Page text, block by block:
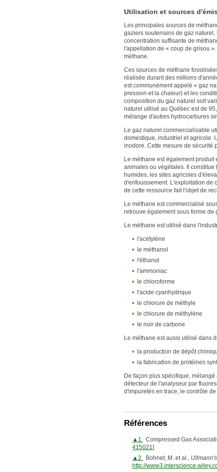
Utilisation et sources
Les principales sources de
gaziers souterrains de gaz
concentration suffisante de
l'appellation de « coup de grisou
méthane.
Ces sources de méthane
réalisée durant des millions
est communément appelé « gaz
pression et la chaleur) et les
composition du gaz naturel soit
naturel utilisé au Québec est de
mélange d'autres hydrocarbures
Le gaz naturel commercialisable
domestique, industriel et agricole.
inodore. Cette mesure de sécurité
Le méthane est également
animales ou végétales. Il
humides, les sites agricoles
d'enfouissement. L'exploitation de
de cette ressource fait l'objet de
Le méthane est commercialisé
retrouve également sous forme
Le méthane est utilisé dans
l'acétylène
le méthanol
l'éthanol
l'ammoniac
le chloroforme
l'acide cyanhydrique
le chlorure de méthyle
le chlorure de méthylène
le noir de carbone
Le méthane est aussi utilisé dans
la production de dépôt
la fabrication de protéines
De façon plus spécifique,
détecteur de l'analyseur par
d'impuretés en trace, le contrôle
Références
▲1.
Compressed Gas
415021 ]
▲2.
Bohnet, M. et al.,
http://